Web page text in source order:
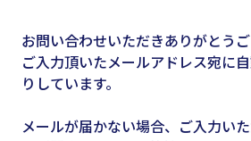
お問い合わせいただきありがとうご
ご入力頂いたメールアドレス宛に
りしています。
メールが届かない場合、ご入力い